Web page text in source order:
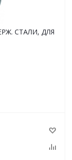
СТАЛИ, ДЛЯ